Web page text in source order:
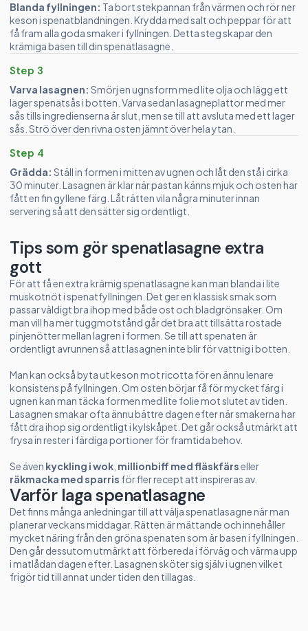
Varför laga spenatlasagne
Det finns många anledningar till att välja spenatlasagne när man
planerar veckans middagar. Rätten är mättande och innehåller
mycket näring från den gröna spenaten som är basen i fyllningen.
Den går dessutom utmärkt att förbereda i förväg och värma upp
i matlådan dagen efter. Lasagnen sköter sig själv i ugnen vilket
frigör tid till annat under tiden den tillagas.
Blanda fyllningen: Ta bort stekpannan från värmen och rör ner
keson i spenatblandningen. Krydda med salt och peppar för att
få fram alla goda smaker i fyllningen. Detta steg skapar den
krämiga basen till din spenatlasagne.
Step 3
Varva lasagnen: Smörj en ugnsform med lite olja och lägg ett
lager spenatsås i botten. Varva sedan lasagneplattor med mer
sås tills ingredienserna är slut, men se till att avsluta med ett lager
sås. Strö över den rivna osten jämnt över hela ytan.
Step 4
Grädda: Ställ in formen i mitten av ugnen och låt den stå i cirka
30 minuter. Lasagnen är klar när pastan känns mjuk och osten har
fått en fin gyllene färg. Låt rätten vila några minuter innan
servering så att den sätter sig ordentligt.
Tips som gör spenatlasagne extra
gott
För att få en extra krämig spenatlasagne kan man blanda i lite
muskotnöt i spenatfyllningen. Det ger en klassisk smak som
passar väldigt bra ihop med både ost och bladgrönsaker. Om
man vill ha mer tuggmotstånd går det bra att tillsätta rostade
pinjenötter mellan lagren i formen. Se till att spenaten är
ordentligt avrunnen så att lasagnen inte blir för vattnig i botten.
Man kan också byta ut keson mot ricotta för en ännu lenare
konsistens på fyllningen. Om osten börjar få för mycket färg i
ugnen kan man täcka formen med lite folie mot slutet av tiden.
Lasagnen smakar ofta ännu bättre dagen efter när smakerna har
fått dra ihop sig ordentligt i kylskåpet. Det går också utmärkt att
frysa in rester i färdiga portioner för framtida behov.
Se även kyckling i wok millionbiff med fläskfärseller
räkmacka med sparris för fler recept att inspireras av.